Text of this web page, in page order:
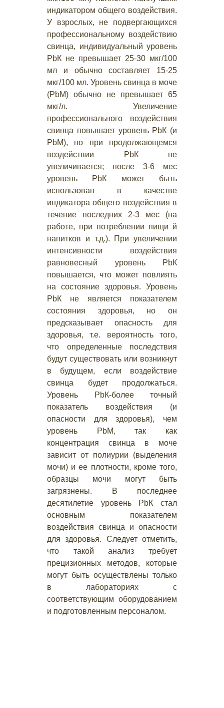
индикатором общего воздействия.
У взрослых, не подвергающихся
профессиональному воздействию
свинца, индивидуальный уровень
РbК не превышает 25-30 мкг/100
мл и обычно составляет 15-25
мкг/100 мл. Уровень свинца в моче
(РbМ) обычно не превышает 65
мкг/л. Увеличение
профессионального воздействия
свинца повышает уровень РbК (и
РbМ), но при продолжающемся
воздействии РbК не
увеличивается; после 3-6 мес
уровень РbК может быть
использован в качестве
индикатора общего воздействия в
течение последних 2-3 мес (на
работе, при потреблении пищи й
напитков и т.д.). При увеличении
интенсивности воздействия
равновесный уровень РbК
повышается, что может повлиять
на состояние здоровья. Уровень
РbК не является показателем
состояния здоровья, но он
предсказывает опасность для
здоровья, т.е. вероятность того,
что определенные последствия
будут существовать или возникнут
в будущем, если воздействие
свинца будет продолжаться.
Уровень РbК-более точный
показатель воздействия (и
опасности для здоровья), чем
уровень РbМ, так как
концентрация свинца в моче
зависит от полиурии (выделения
мочи) и ее плотности, кроме того,
образцы мочи могут быть
загрязнены. В последнее
десятилетие уровень РbК стал
основным показателем
воздействия свинца и опасности
для здоровья. Следует отметить,
что такой анализ требует
прецизионных методов, которые
могут быть осуществлены только
в лабораториях с
соответствующим оборудованием
и подготовленным персоналом.